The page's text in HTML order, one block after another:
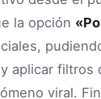
la opción
aplicar filtros
viral.